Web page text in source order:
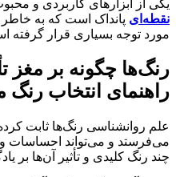
یکی از ابزارهای کاربردی و
نقطه‌ای پانداک است که به
مورد توجه بسیاری قرار گرفته
رنگ‌ها چگونه بر مغز
راهنمای انتخاب
علم روانشناسی رنگ‌ها ثابت
می‌فرستد و می‌تواند احساسات و
چند رنگ کلیدی و تأثیر آن‌ها